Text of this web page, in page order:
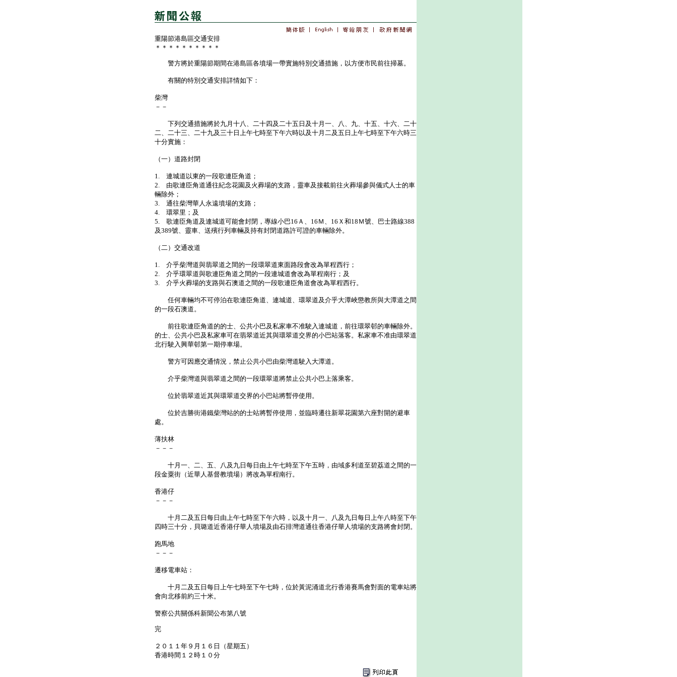
重陽節港島區交通安排
＊＊＊＊＊＊＊＊＊＊
警方將於重陽節期間在港島區各墳場一帶實施特別交通措施，以方便市民前往掃墓。
有關的特別交通安排詳情如下：
柴灣
－－
下列交通措施將於九月十八、二十四及二十五日及十月一、八、九、十五、十六、二十
二、二十三、二十九及三十日上午七時至下午六時以及十月二及五日上午七時至下午六時三
十分實施：
（一）道路封閉
1. 連城道以東的一段歌連臣角道；
2. 由歌連臣角道通往紀念花園及火葬場的支路，靈車及接載前往火葬場參與儀式人士的車
輛除外；
3. 通往柴灣華人永遠墳場的支路；
4. 環翠里；及
5. 歌連臣角道及連城道可能會封閉，專線小巴16Ａ、16Ｍ、16Ｘ和18Ｍ號、巴士路線388
及389號、靈車、送殯行列車輛及持有封閉道路許可證的車輛除外。
（二）交通改道
1. 介乎柴灣道與翡翠道之間的一段環翠道東面路段會改為單程西行；
2. 介乎環翠道與歌連臣角道之間的一段連城道會改為單程南行；及
3. 介乎火葬場的支路與石澳道之間的一段歌連臣角道會改為單程西行。
任何車輛均不可停泊在歌連臣角道、連城道、環翠道及介乎大潭峽懲教所與大潭道之間
的一段石澳道。
前往歌連臣角道的的士、公共小巴及私家車不准駛入連城道，前往環翠邨的車輛除外。
的士、公共小巴及私家車可在翡翠道近其與環翠道交界的小巴站落客。私家車不准由環翠道
北行駛入興華邨第一期停車場。
警方可因應交通情況，禁止公共小巴由柴灣道駛入大潭道。
介乎柴灣道與翡翠道之間的一段環翠道將禁止公共小巴上落乘客。
位於翡翠道近其與環翠道交界的小巴站將暫停使用。
位於吉勝街港鐵柴灣站的的士站將暫停使用，並臨時遷往新翠花園第六座對開的避車
處。
薄扶林
－－－
十月一、二、五、八及九日每日由上午七時至下午五時，由域多利道至碧荔道之間的一
段金粟街（近華人基督教墳場）將改為單程南行。
香港仔
－－－
十月二及五日每日由上午七時至下午六時，以及十月一、八及九日每日上午八時至下午
四時三十分，貝璐道近香港仔華人墳場及由石排灣道通往香港仔華人墳場的支路將會封閉。
跑馬地
－－－
遷移電車站：
十月二及五日每日上午七時至下午七時，位於黃泥涌道北行香港賽馬會對面的電車站將
會向北移前約三十米。
警察公共關係科新聞公布第八號
完
２０１１年９月１６日（星期五）
香港時間１２時１０分